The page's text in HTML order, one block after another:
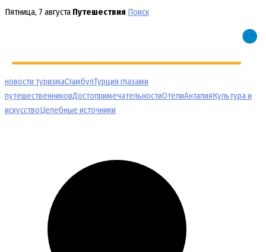
Перейти
Пятница, 7 августа Путешествия Поиск
новости туризмаСтамбулТурция глазами
путешественниковДостопримечательностиОтелиАнталияКультура и
искусствоЦелебные источники